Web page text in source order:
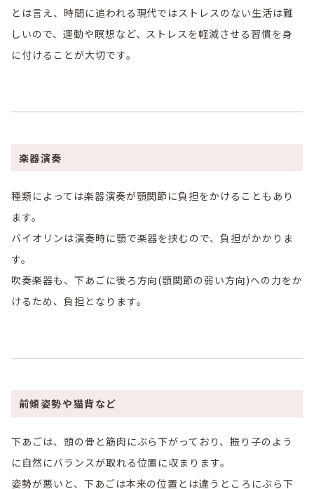
とは言え、時間に追われる現代ではストレスのない生活は難
しいので、運動や瞑想など、ストレスを軽減させる習慣を身
に付けることが大切です。
楽器演奏
種類によっては楽器演奏が顎関節に負担をかけることもあり
ます。
バイオリンは演奏時に顎で楽器を挟むので、負担がかかりま
す。
吹奏楽器も、下あごに後ろ方向(顎関節の弱い方向)への力をか
けるため、負担となります。
前傾姿勢や猫背など
下あごは、頭の骨と筋肉にぶら下がっており、振り子のよう
に自然にバランスが取れる位置に収まります。
姿勢が悪いと、下あごは本来の位置とは違うところにぶら下